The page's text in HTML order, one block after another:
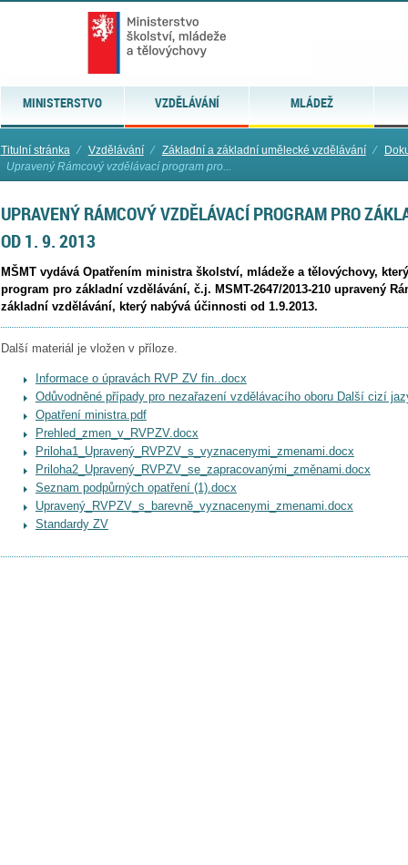
MINISTERSTVO VZDĚLÁVÁNÍ MLÁDEŽ
Titulní stránka ⁄ Vzdělávání ⁄ Základní a základní umělecké vzdělávání ⁄
Upravený Rámcový vzdělávací program pro...
UPRAVENÝ RÁMCOVÝ VZDĚLÁVACÍ PROGRAM PRO
OD 1. 9. 2013
MŠMT vydává Opatřením ministra školství, mládeže a tělovýchovy,
program pro základní vzdělávání, č.j. MSMT-2647/2013-210 upravený
základní vzdělávání, který nabývá účinnosti od 1.9.2013.
Další materiál je vložen v příloze.
Informace o úpravách RVP ZV fin..docx
Odůvodněné případy pro nezařazení vzdělávacího oboru Další cizí
Opatření ministra.pdf
Prehled_zmen_v_RVPZV.docx
Priloha1_Upravený_RVPZV_s_vyznacenymi_zmenami.docx
Priloha2_Upravený_RVPZV_se_zapracovanými_změnami.docx
Seznam podpůrných opatření (1).docx
Upravený_RVPZV_s_barevně_vyznacenymi_zmenami.docx
Standardy ZV